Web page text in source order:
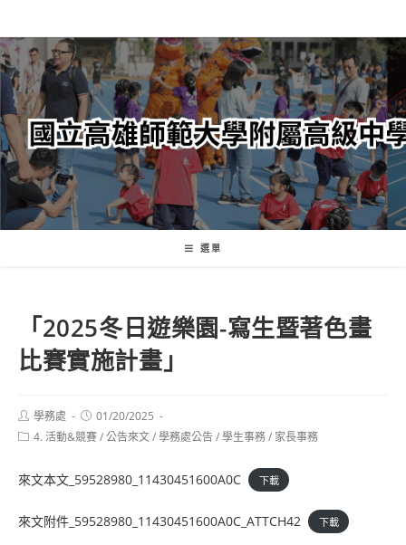
轉
至
主
內
容
選單
「2025冬日遊樂園-寫生暨著色畫
比賽實施計畫」
Post
author:
學務處
Post
published:
01/20/2025
Post4. 活動&競賽/公告來文/學務處公告/學生事務/ 家長事務
來文本文_59528980_11430451600A0C 下載
來文附件_59528980_11430451600A0C_ATTCH42 下載